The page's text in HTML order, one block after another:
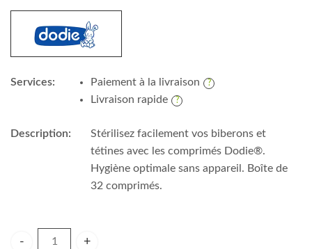
Services:
Paiement à la livraison
Livraison rapide
Description:
Stérilisez facilement vos biberons et
tétines avec les comprimés Dodie®.
Hygiène optimale sans appareil. Boîte de
32 comprimés.